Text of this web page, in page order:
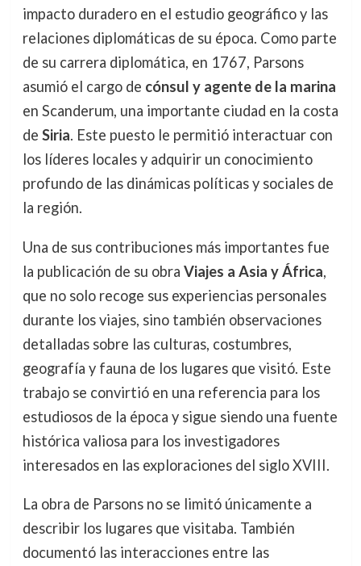
impacto duradero en el estudio geográfico y las
relaciones diplomáticas de su época. Como parte
de su carrera diplomática, en 1767, Parsons
asumió el cargo de cónsul y agente de la marina
en Scanderum, una importante ciudad en la costa
de Siria. Este puesto le permitió interactuar con
los líderes locales y adquirir un conocimiento
profundo de las dinámicas políticas y sociales de
la región.
Una de sus contribuciones más importantes fue
la publicación de su obra Viajes a Asia y África,
que no solo recoge sus experiencias personales
durante los viajes, sino también observaciones
detalladas sobre las culturas, costumbres,
geografía y fauna de los lugares que visitó. Este
trabajo se convirtió en una referencia para los
estudiosos de la época y sigue siendo una fuente
histórica valiosa para los investigadores
interesados en las exploraciones del siglo XVIII.
La obra de Parsons no se limitó únicamente a
describir los lugares que visitaba. También
documentó las interacciones entre las